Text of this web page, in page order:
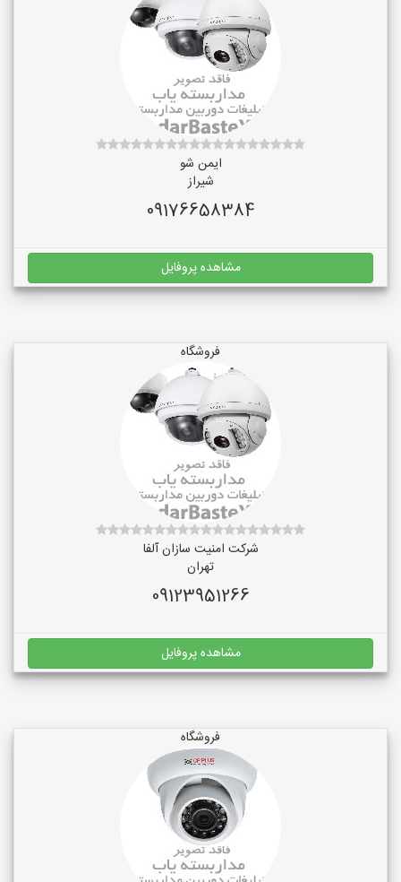
ایمن شو
شیراز
09176658384
مشاهده پروفایل
فروشگاه
شرکت امنیت سازان آلفا
تهران
09123951266
مشاهده پروفایل
فروشگاه